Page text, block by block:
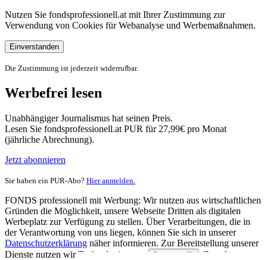
Nutzen Sie fondsprofessionell.at mit Ihrer Zustimmung zur
Verwendung von Cookies für Webanalyse und Werbemaßnahmen.
Einverstanden
Die Zustimmung ist jederzeit widerrufbar.
Werbefrei lesen
Unabhängiger Journalismus hat seinen Preis.
Lesen Sie fondsprofessionell.at PUR für 27,99€ pro Monat
(jährliche Abrechnung).
Jetzt abonnieren
Sie haben ein PUR-Abo? Hier anmelden.
FONDS professionell mit Werbung: Wir nutzen aus wirtschaftlichen
Gründen die Möglichkeit, unsere Webseite Dritten als digitalen
Werbeplatz zur Verfügung zu stellen. Über Verarbeitungen, die in
der Verantwortung von uns liegen, können Sie sich in unserer
Datenschutzerklärung näher informieren. Zur Bereitstellung unserer
Dienste nutzen wir Technologien von
Partnern (5)
. Zwecke: